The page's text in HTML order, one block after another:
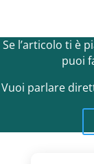
Se l’articolo ti è
puoi
Vuoi parlare